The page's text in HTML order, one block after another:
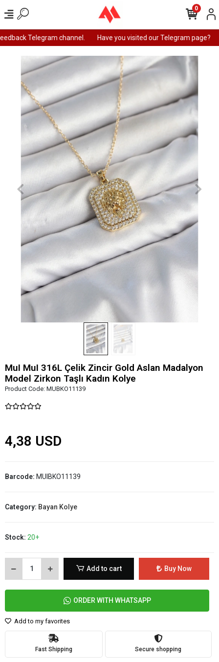
Telegram channel. Have you visited our Telegram page?
0
MuI MuI 316L Çelik Zincir Gold Aslan Madalyon
Model Zirkon Taşlı Kadın Kolye
Product Code: MUBKO11139
4,38 USD
Barcode: MUIBKO11139
Category: Bayan Kolye
Stock: 20+
Add to cart Buy Now
ORDER WITH WHATSAPP
Add to my favorites
Fast Shipping Secure shopping